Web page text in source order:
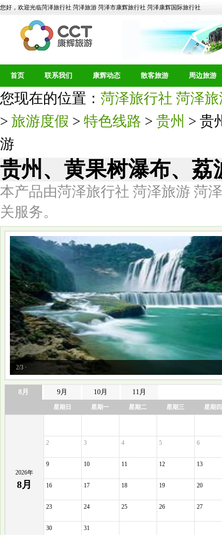
您好，欢迎光临菏泽旅行社 菏泽旅游 菏泽市康辉旅行社 菏泽康辉国际旅行社
首页 联系我们 康辉动态 散客旅游 周边旅游
您现在的位置： 菏泽旅行社 菏泽
> 旅游度假 > 特色线路 > 贵州 > 贵
游
贵州、黄果树瀑布、
本产品由菏泽旅行社 菏泽旅游 菏
关服务。
2/3 ·
8月 9月 10月 11月
星期日 星期一 星期二 星期三 星期四
2026年
8月
2 3 4 5 6
9 10 11 12 13
16 17 18 19 20
23 24 25 26 27
30 31